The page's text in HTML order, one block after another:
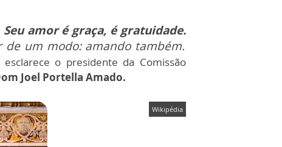
Seu amor é graça, é gratuidade.
de um modo: amando também.
esclarece o presidente da Comissão
Joel Portella Amado.
Wikipédia